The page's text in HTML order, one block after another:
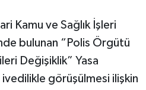
Kamu ve Sağlık İşleri
bulunan “Polis Örgütü
Değişiklik” Yasa
ivedilikle görüşülmesi ilişkin